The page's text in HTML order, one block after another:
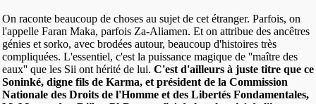
On raconte beaucoup de choses au sujet de cet étranger. Parfois, on
l'appelle Faran Maka, parfois Za-Aliamen. Et on attribue des ancêtres
génies et sorko, avec brodées autour, beaucoup d'histoires très
compliquées. L'essentiel, c'est la puissance magique de ''maître des
eaux'' que les Sii ont hérité de lui. C'est d'ailleurs à juste titre que ce
Soninké, digne fils de Karma, et président de la Commission
Nationale des Droits de l'Homme et des Libertés Fondamentales,